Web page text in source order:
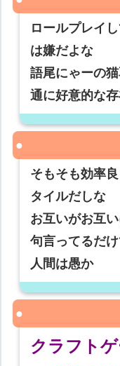
ロールプレイ
は嫌だよな
語尾にゃーの
通に好意的な
そもそも効率
タイルだしな
お互いがお互
句言ってるだ
人間は愚か
クラフト